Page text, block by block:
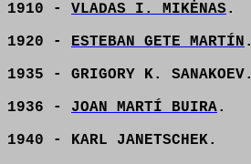
1910 - VLADAS I. MIKĖNAS .
1920 - ESTEBAN GETE MARTÍN .
1935 - GRIGORY K. SANAKOEV.
1936 - JOAN MARTÍ BUIRA.
1940 - KARL JANETSCHEK.